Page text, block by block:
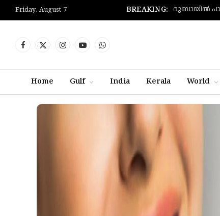
Friday, August 7 BREAKING:
Facebook
X
InstagramYouTubeWhatsApp
Home Gulf India Kerala World